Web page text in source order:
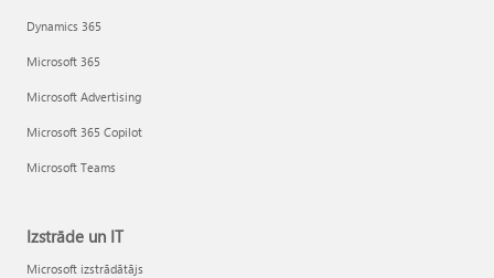
Dynamics 365
Microsoft 365
Microsoft Advertising
Microsoft 365 Copilot
Microsoft Teams
Izstrāde un IT
Microsoft izstrādātājs